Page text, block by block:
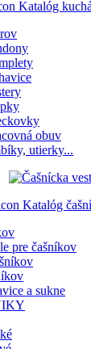
Katalóg
obuv
utierky...
Katalóg
pre čašníkov
a sukne